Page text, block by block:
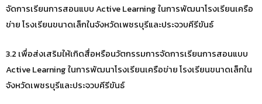
จัดการเรียนการสอนแบบ Active Learning ในการพัฒนาโรงเรียนเครือ
ข่าย โรงเรียนขนาดเล็กในจังหวัดเพชรบุรีและประจวบคีรีขันธ์
3.2 เพื่อส่งเสริมให้เกิดสื่อหรือนวัตกรรมการจัดการเรียนการสอนแบบ
Active Learning ในการพัฒนาโรงเรียนเครือข่าย โรงเรียนขนาดเล็กใน
จังหวัดเพชรบุรีและประจวบคีรีขันธ์